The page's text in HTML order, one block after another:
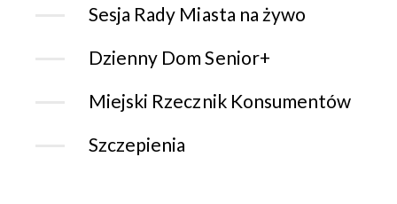
Sesja Rady Miasta na żywo
Dzienny Dom Senior+
Miejski Rzecznik Konsumentów
Szczepienia